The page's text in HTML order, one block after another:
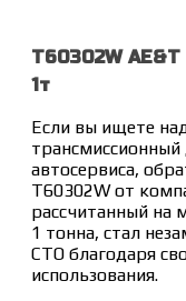
Т60302W
1т
Если вы ищете
автосервиса,
Т60302W от
рассчитанный на
1 тонна, стал
СТО благодаря
использования.